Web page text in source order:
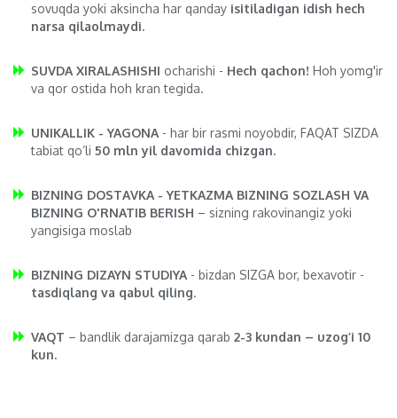
sovuqda yoki aksincha har qanday isitiladigan idish hech
narsa qilaolmaydi.
SUVDA XIRALASHISHI ocharishi - Hech qachon! Hoh yomg'ir
va qor ostida hoh kran tegida.
UNIKALLIK - YAGONA - har bir rasmi noyobdir, FAQAT SIZDA
tabiat qo’li 50 mln yil davomida chizgan.
BIZNING DOSTAVKA - YETKAZMA BIZNING SOZLASH VA
BIZNING O'RNATIB BERISH – sizning rakovinangiz yoki
yangisiga moslab
BIZNING DIZAYN STUDIYA - bizdan SIZGA bor, bexavotir -
tasdiqlang va qabul qiling.
VAQT – bandlik darajamizga qarab 2-3 kundan – uzog’i 10
kun.